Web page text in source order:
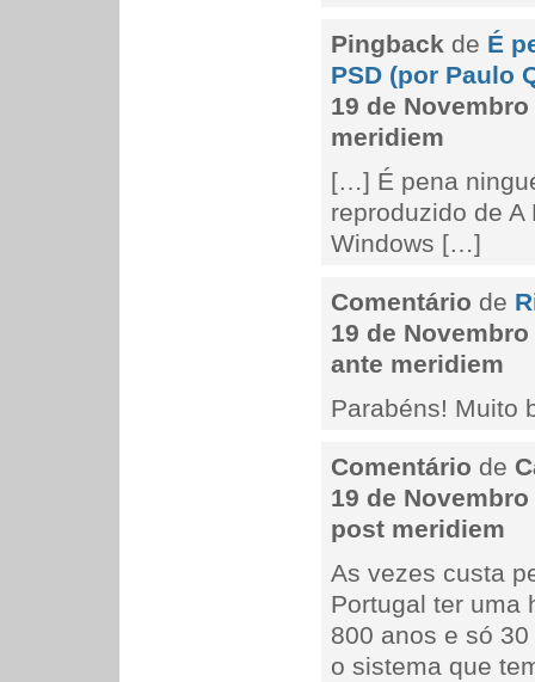
Pingback de É
PSD (por Paulo
19 de
meridiem
[…] É pena
reproduzido de
Windows […]
Comentário de
19 de
ante meridiem
Parabéns! Muito
Comentário de
19 de
post meridiem
As vezes custa
Portugal ter uma
800 anos e só
o sistema que